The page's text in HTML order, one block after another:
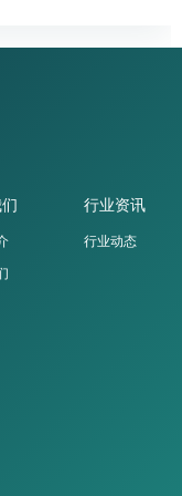
行业资讯
行业动态